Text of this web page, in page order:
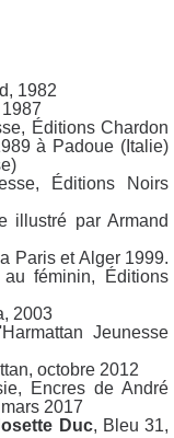
1982
Éditions Chardon
à Padoue (Italie)
Éditions Noirs
illustré par Armand
Paris et Alger 1999.
féminin, Éditions
2003
Jeunesse
octobre 2012
Encres de André
2017
Duc, Bleu 31,